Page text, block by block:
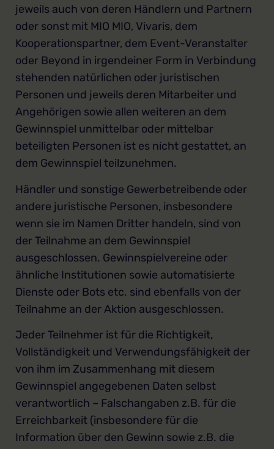
jeweils auch von deren Händlern und Partnern
oder sonst mit MIO MIO, Vivaris, dem
Kooperationspartner, dem Event-Veranstalter
oder Beyond in irgendeiner Form in Verbindung
stehenden natürlichen oder juristischen
Personen und jeweils deren Mitarbeiter und
Angehörigen sowie allen weiteren an dem
Gewinnspiel unmittelbar oder mittelbar
beteiligten Personen ist es nicht gestattet, an
dem Gewinnspiel teilzunehmen.
Händler und sonstige Gewerbetreibende oder
andere juristische Personen, insbesondere
wenn sie im Namen Dritter handeln, sind von
der Teilnahme an dem Gewinnspiel
ausgeschlossen. Gewinnspielvereine oder
ähnliche Institutionen sowie automatisierte
Dienste oder Bots etc. sind ebenfalls von der
Teilnahme an der Aktion ausgeschlossen.
Jeder Teilnehmer ist für die Richtigkeit,
Vollständigkeit und Verwendungsfähigkeit der
von ihm im Zusammenhang mit diesem
Gewinnspiel angegebenen Daten selbst
verantwortlich – Falschangaben z.B. für die
Erreichbarkeit (insbesondere für die
Information über den Gewinn sowie z.B. die